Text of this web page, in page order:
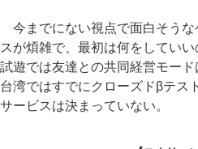
今までにない視点で面白そうな
スが煩雑で、最初は何をしていい
試遊では友達との共同経営モード
台湾ではすでにクローズドβテス
サービスは決まっていない。